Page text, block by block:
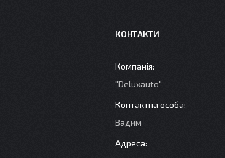
КОНТАКТИ
"Deluxauto"
Вадим